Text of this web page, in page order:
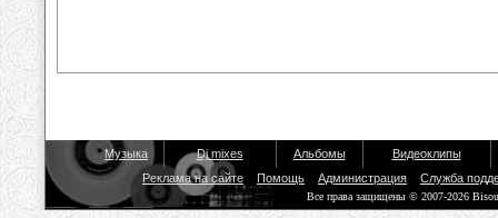
Музыка Dj mixes Альбомы
Видеоклипы
Реклама на сайте
Помощь Администрация Служба
Все права защищены © 2007-2026